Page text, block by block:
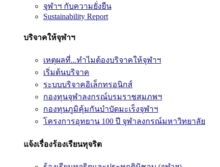
จุฬาฯ กับความยั่งยืน
Sustainability Report
บริจาคให้จุฬาฯ
เหตุผลที่...ทำไมต้องบริจาคให้จุฬาฯ
เริ่มต้นบริจาค
ระบบบริจาคอิเล็กทรอนิกส์
กองทุนจุฬาลงกรณ์บรมราชสมภพฯ
กองทุนภูมิคุ้มกันบำบัดมะเร็งจุฬาฯ
โครงการอุทยาน 100 ปี จุฬาลงกรณ์มหาวิทยาลัย
แจ้งเรื่องร้องเรียนทุจริต